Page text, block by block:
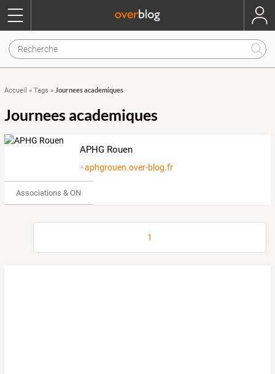
Accueil » Tags » Journees academiques
Journees academiques
APHG Rouen
aphgrouen.over-blog.fr
Associations & ONG
1